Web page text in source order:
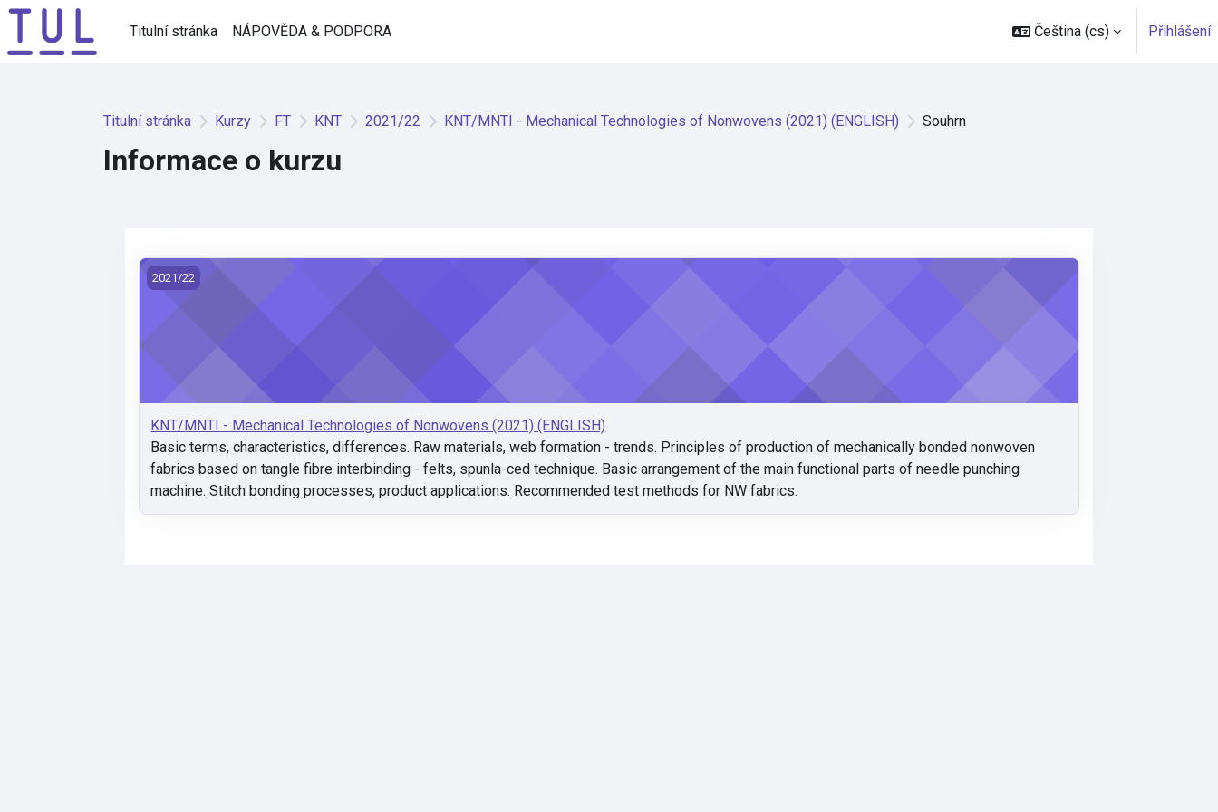
Přejít k hlavnímu obsahu
Titulní stránka
NÁPOVĚDA & PODPORA Čeština ‎(cs)‎ Přihlášení
Titulní stránka Kurzy FT KNT 2021/22 KNT/MNTI - Mechanical Technologies of Nonwovens (2021) (ENGLISH) Souhrn
Informace o kurzu
KNT/MNTI - Mechanical Technologies of Nonwovens (2021) (ENGLISH)
2021/22
KNT/MNTI - Mechanical Technologies of Nonwovens (2021) (ENGLISH)
Basic terms, characteristics, differences. Raw materials, web formation - trends. Principles of production of mechanically bonded nonwoven
fabrics based on tangle fibre interbinding - felts, spunla-ced technique. Basic arrangement of the main functional parts of needle punching
machine. Stitch bonding processes, product applications. Recommended test methods for NW fabrics.